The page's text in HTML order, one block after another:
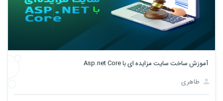
آموزش ساخت سایت مزایده ای با Asp.net Core
طاهری